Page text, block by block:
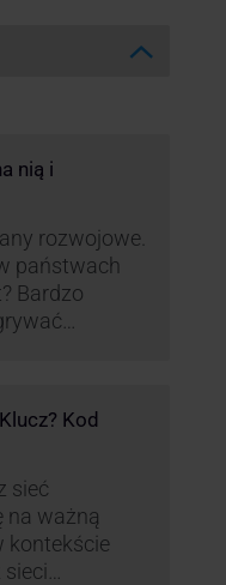
nią i
rozwojowe.
państwach
Bardzo
Kod
sieć
na ważną
kontekście
sieci